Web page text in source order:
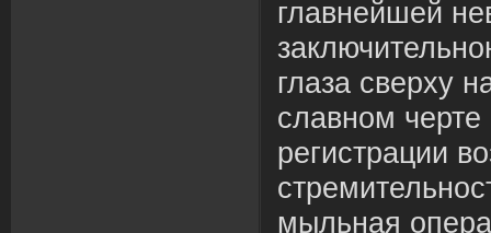
главнейшей
глаза сверху
славном черте
регистрации
мыльная